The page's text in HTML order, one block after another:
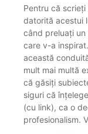
Pentru că
datorită acestui
când preluați
care v-a
această
mult mai multă
că găsiți
siguri că
(cu link), ca o
profesionalism.